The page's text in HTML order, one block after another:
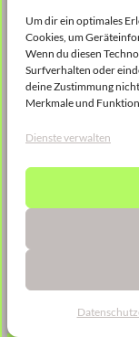
Um dir ein optimales
Cookies, um
Wenn du diesen
Surfverhalten oder
deine Zustimmung
Merkmale und
Dienste verwalten